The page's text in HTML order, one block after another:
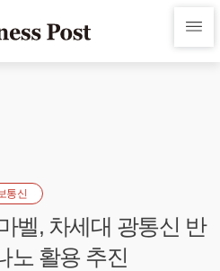
통신
벨, 차세대 광통신 반
노 활용 추진